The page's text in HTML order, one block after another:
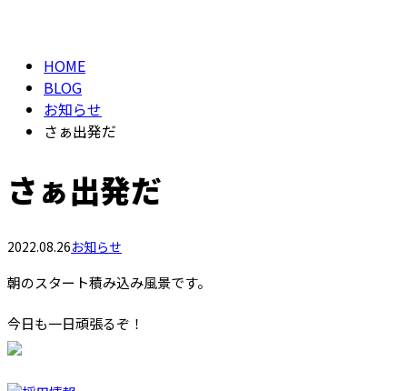
HOME
BLOG
お知らせ
さぁ出発だ
さぁ出発だ
2022.08.26お知らせ
朝のスタート積み込み風景です。
今日も一日頑張るぞ！